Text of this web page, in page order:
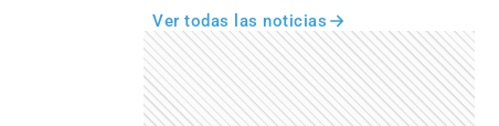
Ver todas las noticias